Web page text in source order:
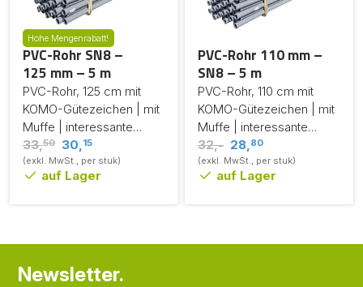
Hohe Mengenrabatt!
PVC-Rohr SN8 –
125 mm – 5 m
PVC-Rohr, 125 cm mit
KOMO-Gütezeichen | mit
Muffe | interessante
Mengenrabatte
33,50 30,15
(exkl. MwSt., per stuk)
auf Lager
PVC-Rohr 110 mm –
SN8 – 5 m
PVC-Rohr, 110 cm mit
KOMO-Gütezeichen | mit
Muffe | interessante
Mengenrabatte
32,- 28,80
(exkl. MwSt., per stuk)
auf Lager
Newsletter.